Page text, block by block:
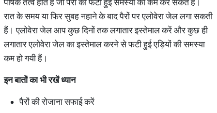
पोषक तत्व होते हैं जो पैरों की फटी हुई समस्या को कम कर सकते हैं।
रात के समय या फिर सुबह नहाने के बाद पैरों पर एलोवेरा जेल लगा सकती
हैं। एलोवेरा जेल आप कुछ दिनों तक लगातार इस्तेमाल करें और कुछ ही
लगातार एलोवेरा जेल का इस्तेमाल करने से फटी हुई एड़ियों की समस्या
कम हो गयी हैं।
इन बातों का भी रखें ध्यान
पैरों की रोजाना सफाई करें